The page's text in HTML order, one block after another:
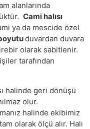
alanlarında
Cami halısı
ya da mescide özel
duvardan duvara
olarak sabitlenir.
tarafından
halinde geri dönüşü
olur.
halinde ekibimiz
olarak ölçü alır. Halı